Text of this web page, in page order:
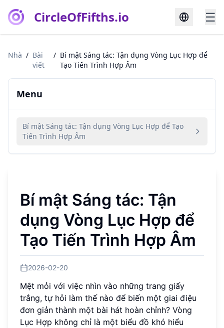
CircleOfFifths.io ☰
Nhà / Bài
viết
/ Bí mật Sáng tác: Tận dụng Vòng Lục Hợp để
Tạo Tiến Trình Hợp Âm
Menu
Bí mật Sáng tác: Tận dụng Vòng Lục Hợp để Tạo
Tiến Trình Hợp Âm
Bí mật Sáng tác: Tận
dụng Vòng Lục Hợp để
Tạo Tiến Trình Hợp Âm
2026-02-20
Mệt mỏi với việc nhìn vào những trang giấy
trắng, tự hỏi làm thế nào để biến một giai điệu
đơn giản thành một bài hát hoàn chỉnh? Vòng
Lục Hợp không chỉ là một biểu đồ khó hiểu